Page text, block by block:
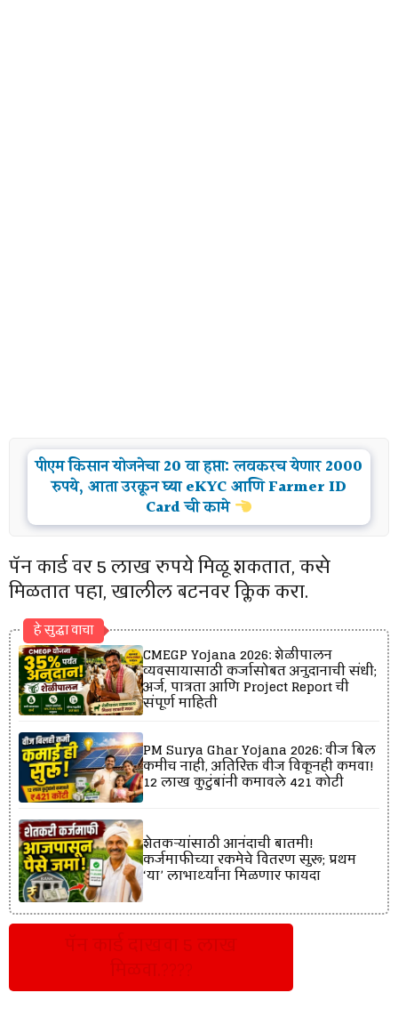
पीएम किसान योजनेचा 20 वा हप्ता: लवकरच येणार 2000
रुपये, आता उरकून घ्या eKYC आणि Farmer ID
Card ची कामे
पॅन कार्ड वर 5 लाख रुपये मिळू शकतात, कसे
मिळतात पहा, खालील बटनवर क्लिक करा.
हे सुद्धा वाचा
CMEGP Yojana 2026: शेळीपालन
व्यवसायासाठी कर्जासोबत अनुदानाची संधी;
अर्ज, पात्रता आणि Project Report ची
संपूर्ण माहिती
PM Surya Ghar Yojana 2026: वीज बिल
कमीच नाही, अतिरिक्त वीज विकूनही कमवा!
12 लाख कुटुंबांनी कमावले ₹421 कोटी
शेतकऱ्यांसाठी आनंदाची बातमी!
कर्जमाफीच्या रकमेचे वितरण सुरू; प्रथम
‘या’ लाभार्थ्यांना मिळणार फायदा